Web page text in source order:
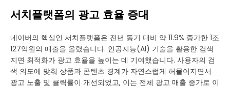
서치플랫폼의 광고 효율 증대
네이버의 핵심인 서치플랫폼은 전년 동기 대비 약 11.9% 증가한 1조
127억원의 매출을 올렸습니다. 인공지능(AI) 기술을 활용한 검색
지면 최적화가 광고 효율을 높이는 데 기여했습니다. 사용자의 검
색 의도에 맞춰 상품과 콘텐츠 경계가 자연스럽게 허물어지면서
광고 노출 및 클릭률이 개선되었고, 이는 전체 광고 매출 증가로 이